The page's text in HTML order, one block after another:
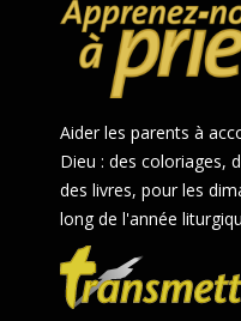
Aider les parents à
Dieu : des coloriages,
des livres, pour les
long de l'année